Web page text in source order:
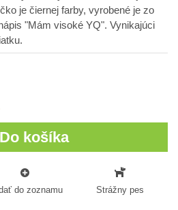
je čiernej farby, vyrobené je zo
"Mám visoké YQ". Vynikajúci
košíka
do zoznamu Strážny pes